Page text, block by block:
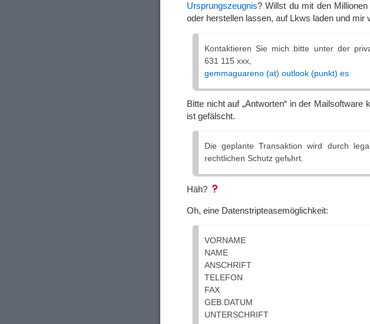
Ursprungszeugnis? Willst du mit den
oder herstellen lassen, auf Lkws laden und mir
Kontaktieren Sie mich bitte unter der
631 115 xxx,
gemmaguareno (at) outlook (punkt) es
Bitte nicht auf „Antworten“ in der Mailsoftware
ist gefälscht.
Die geplante Transaktion wird durch
rechtlichen Schutz gefьhrt.
Häh?
Oh, eine Datenstripteasemöglichkeit:
VORNAME
NAME
ANSCHRIFT
TELEFON
FAX
GEB.DATUM
UNTERSCHRIFT